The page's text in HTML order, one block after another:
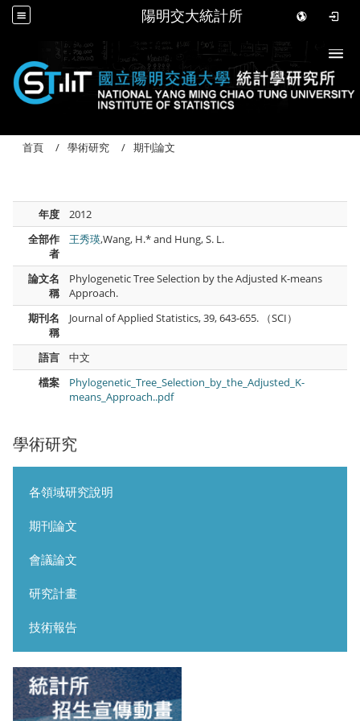
陽明交大統計所
學術研究
各領域研究說明
期刊論文
會議論文
研究計畫
技術報告
首頁 學術研究 期刊論文
年度
2012
全部作
者
王秀瑛,Wang, H.* and Hung, S. L.
論文名
稱
Phylogenetic Tree Selection by the Adjusted K-means
Approach.
期刊名
稱
Journal of Applied Statistics, 39, 643-655. （SCI）
語言
中文
檔案
Phylogenetic_Tree_Selection_by_the_Adjusted_K-
means_Approach..pdf